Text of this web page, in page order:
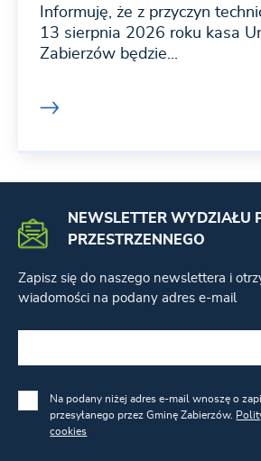
Informuję, że z przyczyn
13 sierpnia 2026 roku kasa
Zabierzów będzie...
NEWSLETTER WYDZIAŁU
PRZESTRZENNEGO
Zapisz się do naszego newslettera i
wiadomości na podany adres e-mail
Na podany niżej adres e-mail wnoszę o
przesyłanego przez Gminę Zabierzów.
cookies